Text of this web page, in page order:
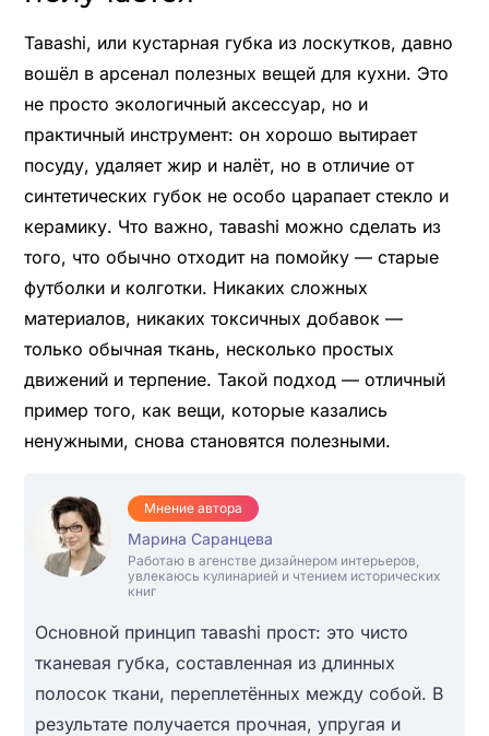
Тавashi, или кустарная губка из лоскутков, давно
вошёл в арсенал полезных вещей для кухни. Это
не просто экологичный аксессуар, но и
практичный инструмент: он хорошо вытирает
посуду, удаляет жир и налёт, но в отличие от
синтетических губок не особо царапает стекло и
керамику. Что важно, тавashi можно сделать из
того, что обычно отходит на помойку — старые
футболки и колготки. Никаких сложных
материалов, никаких токсичных добавок —
только обычная ткань, несколько простых
движений и терпение. Такой подход — отличный
пример того, как вещи, которые казались
ненужными, снова становятся полезными.
Мнение автора
Марина Саранцева
Работаю в агенстве дизайнером интерьеров,
увлекаюсь кулинарией и чтением исторических
книг
Основной принцип тавashi прост: это чисто
тканевая губка, составленная из длинных
полосок ткани, переплетённых между собой. В
результате получается прочная, упругая и